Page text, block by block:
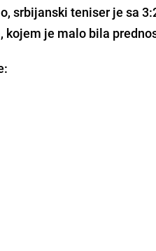
srbijanski teniser je sa
, kojem je malo bila